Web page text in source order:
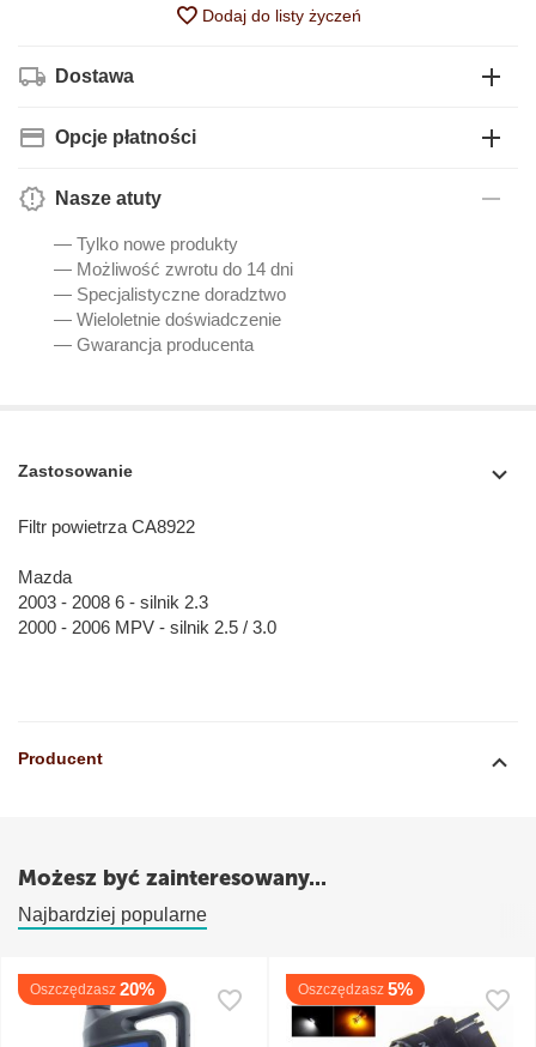
Dodaj do listy życzeń
Dostawa
Opcje płatności
Nasze atuty
— Tylko nowe produkty
— Możliwość zwrotu do 14 dni
— Specjalistyczne doradztwo
— Wieloletnie doświadczenie
— Gwarancja producenta
Zastosowanie
Filtr powietrza CA8922
Mazda
2003 - 2008 6 - silnik 2.3
2000 - 2006 MPV - silnik 2.5 / 3.0
Producent
Możesz być zainteresowany...
Najbardziej popularne
Oszczędzasz 20% Oszczędzasz 5%